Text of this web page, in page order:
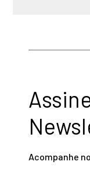
Acompanhe